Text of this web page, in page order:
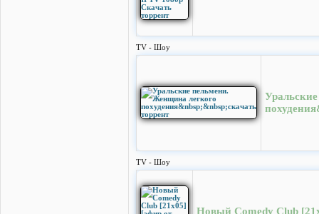
TV - Шоу
TV - Шоу
Новый Comedy Club